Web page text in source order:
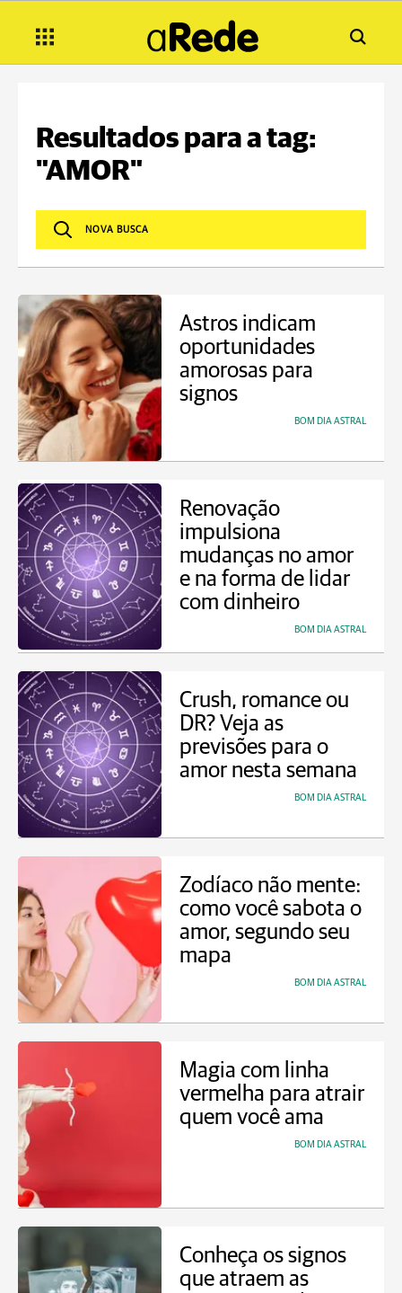
Resultados para a tag:
"AMOR"
Astros indicam
oportunidades
amorosas para
signos
BOM DIA ASTRAL
Renovação
impulsiona
mudanças no amor
e na forma de lidar
com dinheiro
BOM DIA ASTRAL
Crush, romance ou
DR? Veja as
previsões para o
amor nesta semana
BOM DIA ASTRAL
Zodíaco não mente:
como você sabota o
amor, segundo seu
mapa
BOM DIA ASTRAL
Magia com linha
vermelha para atrair
quem você ama
BOM DIA ASTRAL
Conheça os signos
que atraem as